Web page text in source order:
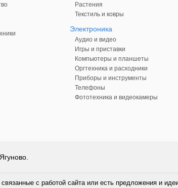
Растения
Текстиль и ковры
Электроника
Аудио и видео
Игры и приставки
Компьютеры и планшеты
Оргтехника и расходники
Приборы и инструменты
Телефоны
Фототехника и видеокамеры
с работой сайта или есть предложения и